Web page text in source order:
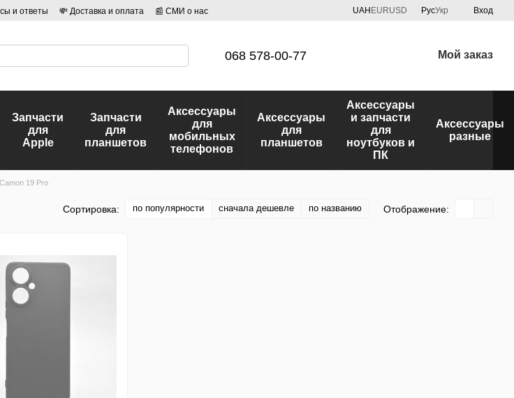
и ответы 💸 Доставка и оплата
📰 СМИ о нас
UAH EURUSD РусУкр Вход
068 578-00-77 Мой заказ
Запчасти
для
Apple
Запчасти
для
планшетов
Аксессуары
для
мобильных
телефонов
Аксессуары
для
планшетов
Аксессуары
и запчасти
для
ноутбуков и
ПК
Аксессуары
разные
19 Pro
Сортировка: по популярности сначала дешевле по названию Отображение: